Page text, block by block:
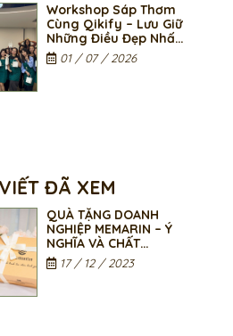
Workshop Sáp Thơm
Cùng Qikify – Lưu Giữ
Những Điều Đẹp Nhất
Nhân Ngày 8/3
01 / 07 / 2026
ĐÃ XEM
QUÀ TẶNG DOANH
NGHIỆP MEMARIN – Ý
NGHĨA VÀ CHẤT
LƯỢNG
17 / 12 / 2023